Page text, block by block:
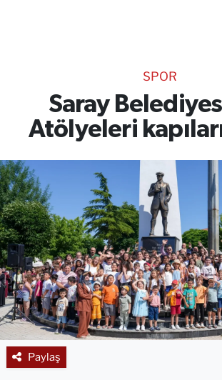
SPOR
Saray
Atölyeleri
Paylaş
RESMİ İLANLAR
Gencsesfm Canlı Dinle